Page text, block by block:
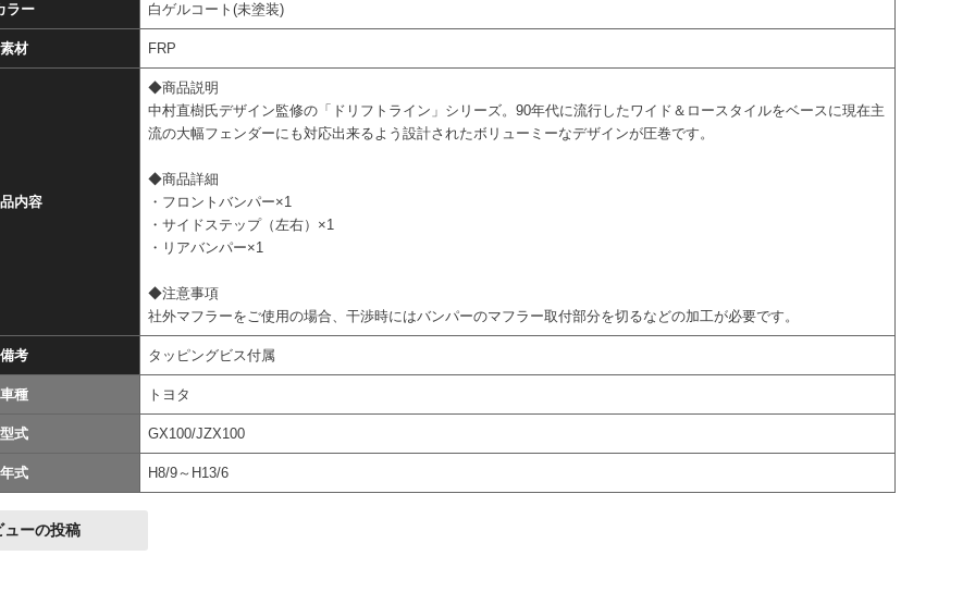
ラー 白ゲルコート(未塗装)
素材 FRP
内容
◆商品説明
中村直樹氏デザイン監修の「ドリフトライン」シリーズ。90年代に流行したワイド＆ロースタイルをベースに現在主
流の大幅フェンダーにも対応出来るよう設計されたボリューミーなデザインが圧巻です。
◆商品詳細
・フロントバンパー×1
・サイドステップ（左右）×1
・リアバンパー×1
◆注意事項
社外マフラーをご使用の場合、干渉時にはバンパーのマフラー取付部分を切るなどの加工が必要です。
備考 タッピングビス付属
車種 トヨタ
型式 GX100/JZX100
年式 H8/9～H13/6
ューの投稿